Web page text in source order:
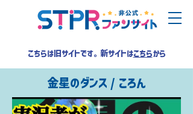
こちらは旧サイトです。新サイトはこちらから
金星のダンス / ころん